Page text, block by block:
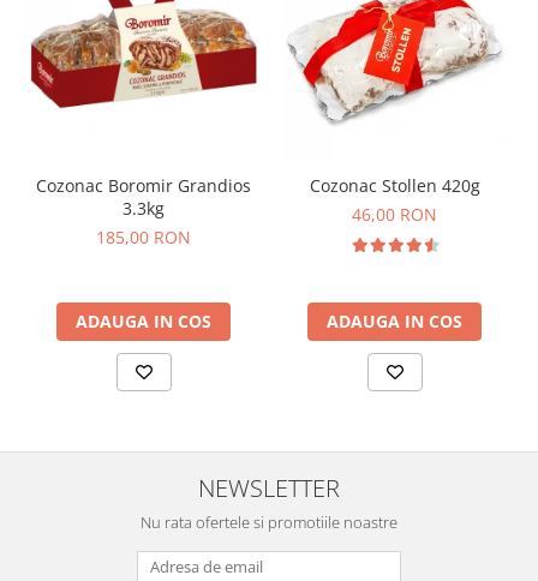
Cozonac Boromir Grandios
3.3kg
185,00 RON
ADAUGA IN COS
Cozonac Stollen 420g
46,00 RON
ADAUGA IN COS
NEWSLETTER
Nu rata ofertele si promotiile noastre